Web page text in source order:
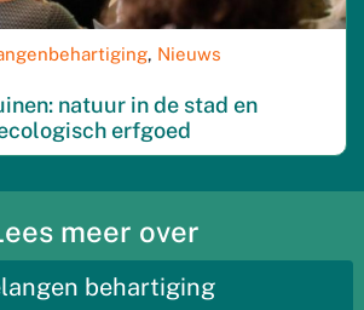
, Nieuws
natuur in de stad en
erfgoed
meer over
behartiging